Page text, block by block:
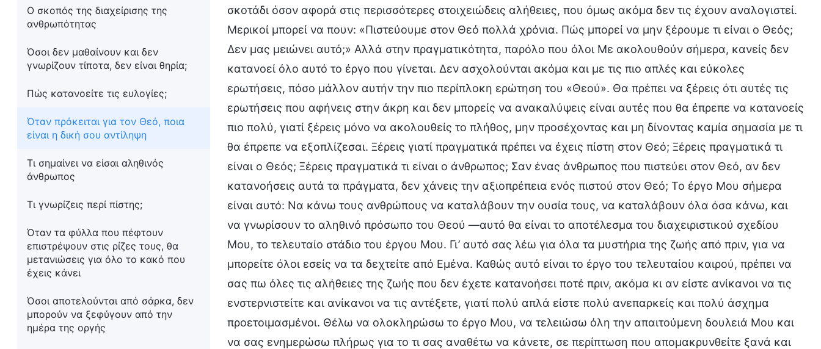
Ο σκοπός της διαχείρισης της
ανθρωπότητας
Όσοι δεν μαθαίνουν και δεν
γνωρίζουν τίποτα, δεν είναι θηρία;
Πώς κατανοείτε τις ευλογίες;
Όταν πρόκειται για τον Θεό, ποια
είναι η δική σου αντίληψη
Τι σημαίνει να είσαι αληθινός
άνθρωπος
Τι γνωρίζεις περί πίστης;
Όταν τα φύλλα που πέφτουν
επιστρέψουν στις ρίζες τους, θα
μετανιώσεις για όλο το κακό που
έχεις κάνει
Όσοι αποτελούνται από σάρκα, δεν
μπορούν να ξεφύγουν από την
ημέρα της οργής
σκοτάδι όσον αφορά στις περισσότερες στοιχειώδεις αλήθειες, που όμως ακόμα δεν τις έχουν αναλογιστεί.
Μερικοί μπορεί να πουν: «Πιστεύουμε στον Θεό πολλά χρόνια. Πώς μπορεί να μην ξέρουμε τι είναι ο Θεός;
Δεν μας μειώνει αυτό;» Αλλά στην πραγματικότητα, παρόλο που όλοι Με ακολουθούν σήμερα, κανείς δεν
κατανοεί όλο αυτό το έργο που γίνεται. Δεν ασχολούνται ακόμα και με τις πιο απλές και εύκολες
ερωτήσεις, πόσο μάλλον αυτήν την πιο περίπλοκη ερώτηση του «Θεού». Θα πρέπει να ξέρεις ότι αυτές τις
ερωτήσεις που αφήνεις στην άκρη και δεν μπορείς να ανακαλύψεις είναι αυτές που θα έπρεπε να κατανοείς
πιο πολύ, γιατί ξέρεις μόνο να ακολουθείς το πλήθος, μην προσέχοντας και μη δίνοντας καμία σημασία με τι
θα έπρεπε να εξοπλίζεσαι. Ξέρεις γιατί πραγματικά πρέπει να έχεις πίστη στον Θεό; Ξέρεις πραγματικά τι
είναι ο Θεός; Ξέρεις πραγματικά τι είναι ο άνθρωπος; Σαν ένας άνθρωπος που πιστεύει στον Θεό, αν δεν
κατανοήσεις αυτά τα πράγματα, δεν χάνεις την αξιοπρέπεια ενός πιστού στον Θεό; Το έργο Μου σήμερα
είναι αυτό: Να κάνω τους ανθρώπους να καταλάβουν την ουσία τους, να καταλάβουν όλα όσα κάνω, και
να γνωρίσουν το αληθινό πρόσωπο του Θεού —αυτό θα είναι το αποτέλεσμα του διαχειριστικού σχεδίου
Μου, το τελευταίο στάδιο του έργου Μου. Γι’ αυτό σας λέω για όλα τα μυστήρια της ζωής από πριν, για να
μπορείτε όλοι εσείς να τα δεχτείτε από Εμένα. Καθώς αυτό είναι το έργο του τελευταίου καιρού, πρέπει να
σας πω όλες τις αλήθειες της ζωής που δεν έχετε κατανοήσει ποτέ πριν, ακόμα κι αν είστε ανίκανοι να τις
ενστερνιστείτε και ανίκανοι να τις αντέξετε, γιατί πολύ απλά είστε πολύ ανεπαρκείς και πολύ άσχημα
προετοιμασμένοι. Θέλω να ολοκληρώσω το έργο Μου, να τελειώσω όλη την απαιτούμενη δουλειά Μου και
να σας ενημερώσω πλήρως για το τι σας αναθέτω να κάνετε, σε περίπτωση που απομακρυνθείτε ξανά και